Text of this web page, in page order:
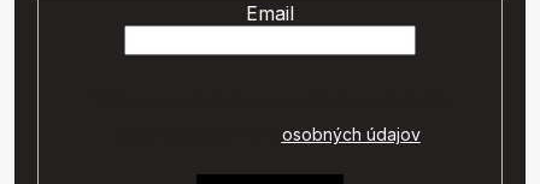
Email
osobných údajov.